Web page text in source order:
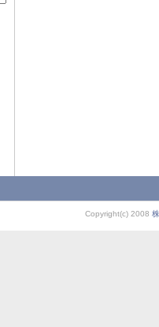
Copyright(c) 2008